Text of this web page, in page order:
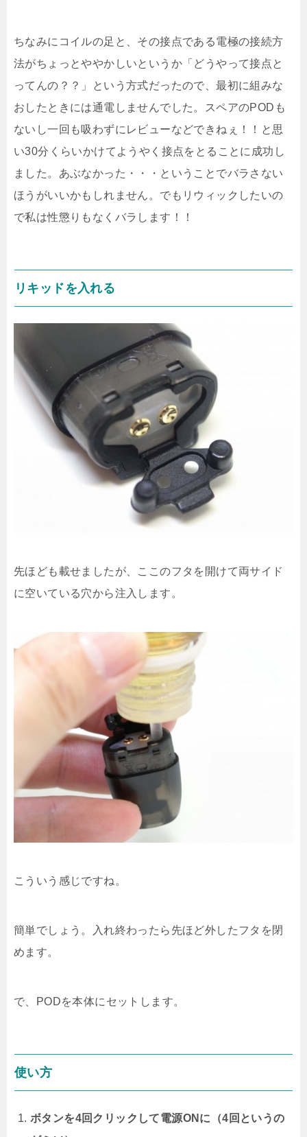
ちなみにコイルの足と、その接点である電極の接続方
法がちょっとややかしいというか「どうやって接点と
ってんの？？」という方式だったので、最初に組みな
おしたときには通電しませんでした。スペアのPODも
ないし一回も吸わずにレビューなどできねぇ！！と思
い30分くらいかけてようやく接点をとることに成功し
ました。あぶなかった・・・ということでバラさない
ほうがいいかもしれません。でもリウィックしたいの
で私は性懲りもなくバラします！！
リキッドを入れる
先ほども載せましたが、ここのフタを開けて両サイド
に空いている穴から注入します。
こういう感じですね。
簡単でしょう。入れ終わったら先ほど外したフタを閉
めます。
で、PODを本体にセットします。
使い方
ボタンを4回クリックして電源ONに（4回というの